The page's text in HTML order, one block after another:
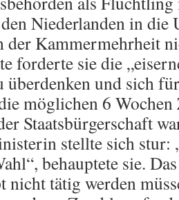
Niederlanden in die
der Kammermehrheit
forderte sie die
überdenken und sich
möglichen 6
Staatsbürgerschaft
stellte sich stur:
behauptete sie.
nicht tätig werden